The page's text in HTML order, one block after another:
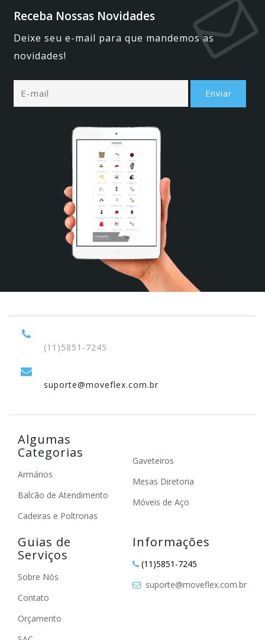
Receba Nossas Novidades
Deixe seu e-mail para que mandemos as
novidades!
(11)5851-7245
suporte@moveflex.com.br
Algumas
Categorias
Armários
Balcão de Atendimento
Cadeiras e Poltronas
Gaveteiros
Mesas Diretoria
Móveis de Aço
Guias de
Serviços
Sobre Nós
Contato
Orçamento
Informações
(11)5851-7245
suporte@moveflex.com.br